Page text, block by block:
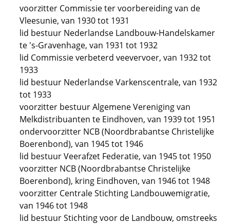
voorzitter Commissie ter voorbereiding van de
Vleesunie, van 1930 tot 1931
lid bestuur Nederlandse Landbouw-Handelskamer
te 's-Gravenhage, van 1931 tot 1932
lid Commissie verbeterd veevervoer, van 1932 tot
1933
lid bestuur Nederlandse Varkenscentrale, van 1932
tot 1933
voorzitter bestuur Algemene Vereniging van
Melkdistribuanten te Eindhoven, van 1939 tot 1951
ondervoorzitter NCB (Noordbrabantse Christelijke
Boerenbond), van 1945 tot 1946
lid bestuur Veerafzet Federatie, van 1945 tot 1950
voorzitter NCB (Noordbrabantse Christelijke
Boerenbond), kring Eindhoven, van 1946 tot 1948
voorzitter Centrale Stichting Landbouwemigratie,
van 1946 tot 1948
lid bestuur Stichting voor de Landbouw, omstreeks